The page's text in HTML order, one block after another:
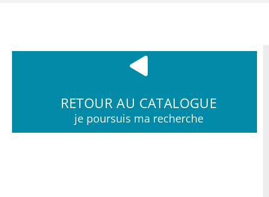
RETOUR AU CATALOGUE
je poursuis ma recherche